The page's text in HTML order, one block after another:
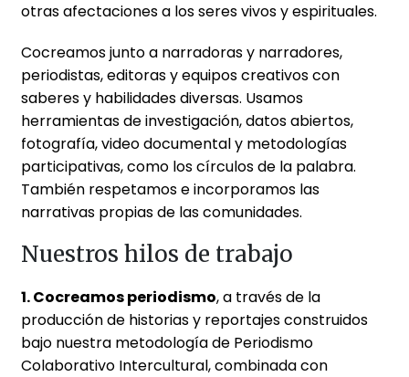
otras afectaciones a los seres vivos y espirituales.
Cocreamos junto a narradoras y narradores,
periodistas, editoras y equipos creativos con
saberes y habilidades diversas. Usamos
herramientas de investigación, datos abiertos,
fotografía, video documental y metodologías
participativas, como los círculos de la palabra.
También respetamos e incorporamos las
narrativas propias de las comunidades.
Nuestros hilos de trabajo
1. Cocreamos periodismo, a través de la
producción de historias y reportajes construidos
bajo nuestra metodología de Periodismo
Colaborativo Intercultural, combinada con